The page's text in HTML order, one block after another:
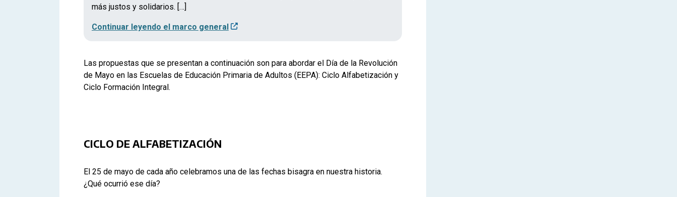
más justos y solidarios. […]
Continuar leyendo el marco general
Las propuestas que se presentan a continuación son para abordar el Día de la Revolución
de Mayo en las Escuelas de Educación Primaria de Adultos (EEPA): Ciclo Alfabetización y
Ciclo Formación Integral.
CICLO DE ALFABETIZACIÓN
El 25 de mayo de cada año celebramos una de las fechas bisagra en nuestra historia.
¿Qué ocurrió ese día?